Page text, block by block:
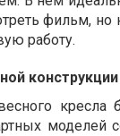
фильм,
работу.
конструкции
кресла
моделей